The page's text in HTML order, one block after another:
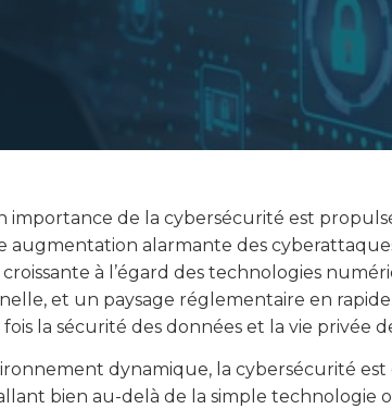
importance de la cybersécurité est
augmentation alarmante des
à l’égard des technologies
et un paysage réglementaire en
la sécurité des données et la vie privée
dynamique, la cybersécurité
bien au-delà de la simple technologie